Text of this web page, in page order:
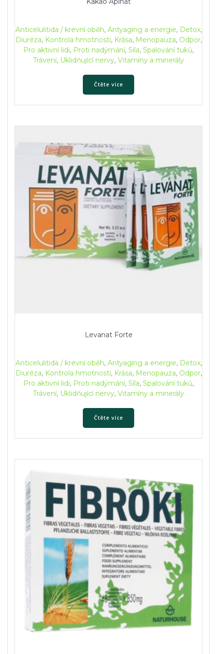
Anticelulitida / krevní oběh, Antyaging a energie, Detox,
Diuréza, Kontrola hmotnosti, Krása, Menopauza, Odpor,
Pro aktivní lidi, Proti nadýmání, Síla, Spalování tuků,
Trávení, Uklidňující nervy, Vitamíny a minerály
Čtěte více
Levanat Forte
Anticelulitida / krevní oběh, Antyaging a energie, Detox,
Diuréza, Kontrola hmotnosti, Krása, Menopauza, Odpor,
Pro aktivní lidi, Proti nadýmání, Síla, Spalování tuků,
Trávení, Uklidňující nervy, Vitamíny a minerály
Čtěte více